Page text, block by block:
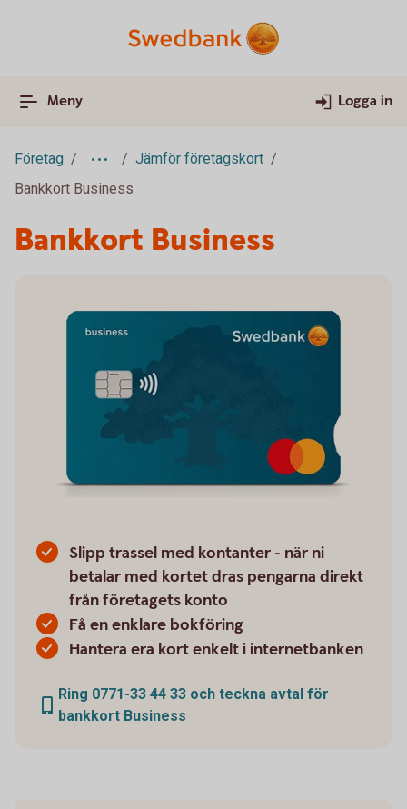
Meny Logga in
Företag
Jämför företagskort
Bankkort Business
Bankkort Business
Slipp trassel med kontanter - när ni
betalar med kortet dras pengarna direkt
från företagets konto
Få en enklare bokföring
Hantera era kort enkelt i internetbanken
Ring 0771-33 44 33 och teckna avtal för
bankkort Business